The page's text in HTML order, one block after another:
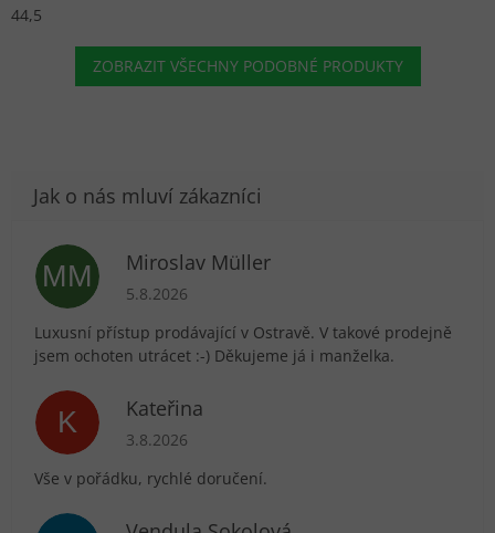
44,5
ZOBRAZIT VŠECHNY PODOBNÉ PRODUKTY
MM Miroslav Müller
Hodnocení obchodu je 5 z 5 hvězdiček.
5.8.2026
Luxusní přístup prodávající v Ostravě. V takové prodejně
jsem ochoten utrácet :-) Děkujeme já i manželka.
K Kateřina
Hodnocení obchodu je 5 z 5 hvězdiček.
3.8.2026
Vše v pořádku, rychlé doručení.